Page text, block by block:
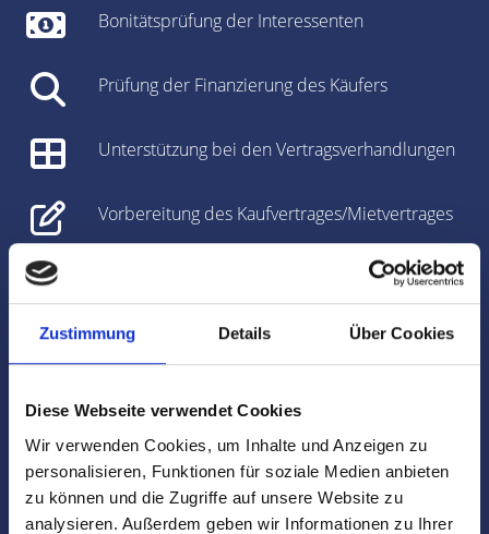
Zustimmung Details Über Cookies
Diese Webseite verwendet Cookies
Wir verwenden Cookies, um Inhalte und Anzeigen zu
personalisieren, Funktionen für soziale Medien anbieten
zu können und die Zugriffe auf unsere Website zu
analysieren. Außerdem geben wir Informationen zu Ihrer
Bonitätsprüfung der Interessenten
Prüfung der Finanzierung des Käufers
Unterstützung bei den Vertragsverhandlungen
Vorbereitung des Kaufvertrages/Mietvertrages
Vorbereitung und Koordinierung des
Notartermins
Besichtigungen
Begleitung und Unterstützung bei der Objekt-
Übergabe